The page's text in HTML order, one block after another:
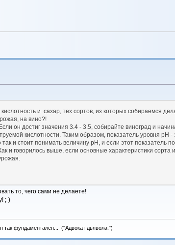
и сахар, тех сортов, из которых собираемся
на вино?!
он достиг значения 3.4 - 3.5, собирайте виноград и
кислотности. Таким образом, показатель уровня рН
и стоит понимать величину рН, и если этот показатель
и говорилось выше, если основные характеристики сорта
то, чего сами не делаете!
;-)
фундаментален... ("Адвокат дьявола.")